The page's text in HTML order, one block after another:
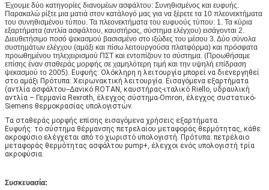
Έχουμε δύο κατηγορίες διανομέων ασφάλτου: Συνηθισμένος και ευφυής.
Παρακαλώ ρίξτε μια ματιά στον κατάλογό μας για να ξέρετε τα 10 πλεονεκτήματα
του συνηθισμένου τύπου. Τα πλεονεκτήματα του ευφυούς τύπου: 1. Τα κύρια
εξαρτήματα (αντλία ασφάλτου, καυστήρας, σύστημα ελέγχου) εισάγονται 2.
Διευθετήσιμο ποσό ψεκασμού βασισμένο στο ιξώδες του μέσου 3. Δύο σύνολα
συστημάτων ελέγχου (αμάξι και πίσω λειτουργούσα πλατφόρμα) και πρόσφατα
προωθημένου τηλεχειρισμού ΠΣΤ και εντοπίζουν το σύστημα. (Προωθήσαμε
επίσης έναν σταθεράς μορφής σε χαμηλότερη τιμή και την υψηλή επίδραση
ψεκασμού το 2005). Ευφυής: Ολόκληρη η λειτουργία μπορεί να διενεργηθεί
στο αμάξι Πρότυπα: Χειρωνακτική λειτουργία. Εισαγόμενα εξαρτήματα
(αντλία ασφάλτου--Δανικό ROTAN, καυστήρας-ιταλικό Riello, υδραυλική
αντλία – Γερμανία Rexroth, έλεγχος σύστημα-Omron, έλεγχος συστατικό-
Siemens θερμοκρασίας υπολογιστών.
Τα σταθεράς μορφής επίσης εισαγόμενα χρήσεις εξαρτήματα.
Ευφυής: το σύστημα θέρμανσης πετρελαίου μεταφοράς θερμότητας, κάθε
ακροφύσιο ελέγχεται από το χωριστό υπολογιστή. Πρότυπα: πετρέλαιο
μεταφοράς θερμότητας ασφάλτου pump+, έλεγχοι ενός υπολογιστή τρία
ακροφύσια.
Συσκευασία: